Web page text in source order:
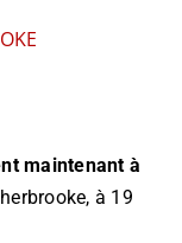
maintenant à
à 19